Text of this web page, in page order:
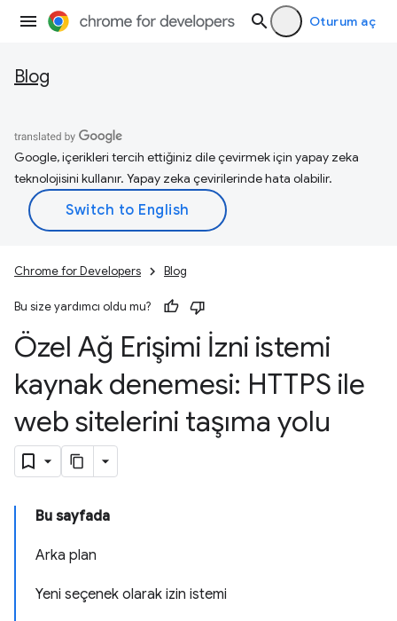
Oturum aç
Blog
Google, içerikleri tercih ettiğiniz dile çevirmek için yapay zeka
teknolojisini kullanır. Yapay zeka çevirilerinde hata olabilir.
Chrome for Developers Blog
Bu size yardımcı oldu mu?
Özel Ağ Erişimi İzni istemi
kaynak denemesi: HTTPS ile
web sitelerini taşıma yolu
Bu sayfada
Arka plan
Yeni seçenek olarak izin istemi